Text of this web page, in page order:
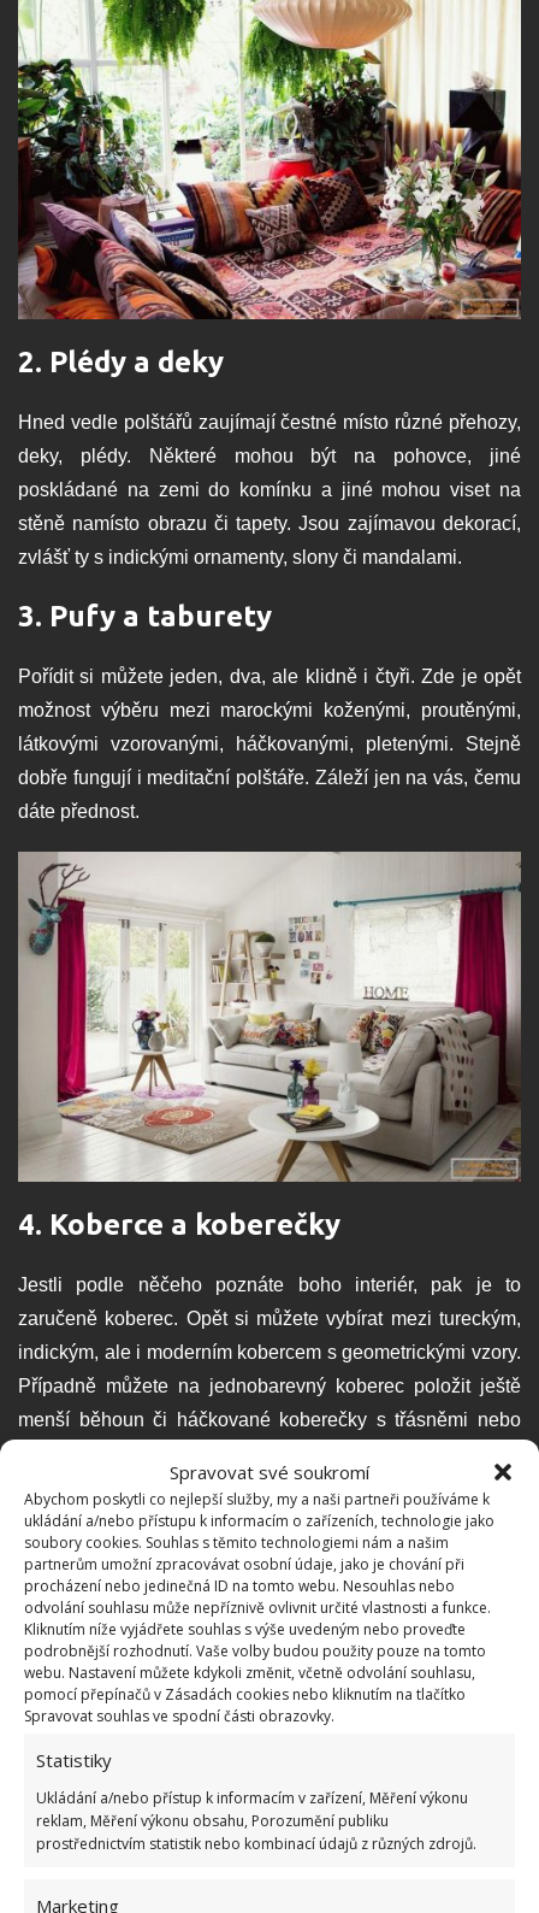
Spravovat své soukromí
Abychom poskytli co nejlepší služby, my a naši partneři používáme k
ukládání a/nebo přístupu k informacím o zařízeních, technologie jako
soubory cookies. Souhlas s těmito technologiemi nám a našim
partnerům umožní zpracovávat osobní údaje, jako je chování při
procházení nebo jedinečná ID na tomto webu. Nesouhlas nebo
odvolání souhlasu může nepříznivě ovlivnit určité vlastnosti a funkce.
Kliknutím níže vyjádřete souhlas s výše uvedeným nebo proveďte
podrobnější rozhodnutí. Vaše volby budou použity pouze na tomto
webu. Nastavení můžete kdykoli změnit, včetně odvolání souhlasu,
pomocí přepínačů v Zásadách cookies nebo kliknutím na tlačítko
Spravovat souhlas ve spodní části obrazovky.
Statistiky
Ukládání a/nebo přístup k informacím v zařízení, Měření výkonu
reklam, Měření výkonu obsahu, Porozumění publiku
prostřednictvím statistik nebo kombinací údajů z různých zdrojů.
Marketing
2. Plédy a deky
Hned vedle polštářů zaujímají čestné místo různé přehozy,
deky, plédy. Některé mohou být na pohovce, jiné
poskládané na zemi do komínku a jiné mohou viset na
stěně namísto obrazu či tapety. Jsou zajímavou dekorací,
zvlášť ty s indickými ornamenty, slony či mandalami.
3. Pufy a taburety
Pořídit si můžete jeden, dva, ale klidně i čtyři. Zde je opět
možnost výběru mezi marockými koženými, proutěnými,
látkovými vzorovanými, háčkovanými, pletenými. Stejně
dobře fungují i meditační polštáře. Záleží jen na vás, čemu
dáte přednost.
4. Koberce a koberečky
Jestli podle něčeho poznáte boho interiér, pak je to
zaručeně koberec. Opět si můžete vybírat mezi tureckým,
indickým, ale i moderním kobercem s geometrickými vzory.
Případně můžete na jednobarevný koberec položit ještě
menší běhoun či háčkované koberečky s třásněmi nebo
zem několik kusů vedle sebe.
5. Přírodní materiály
Co se týče bytového vybavení a dekorací, přednost mají
přírodní materiály. Nábytek můžete použít jakýkoliv, hlavně,
když je dřevěný, bambusový, ratanový. Klidně to může být
tak trochu ve smyslu – každý pes, jiná ves. Můžete koupit
ladilo. Setkat se můžete také s háčkovaným stínidlem
lampy a recyklovatelnými věcmi. Někdo se snaží držet